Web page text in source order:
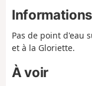
Pas de point d'eau
et à la Gloriette.
À voir